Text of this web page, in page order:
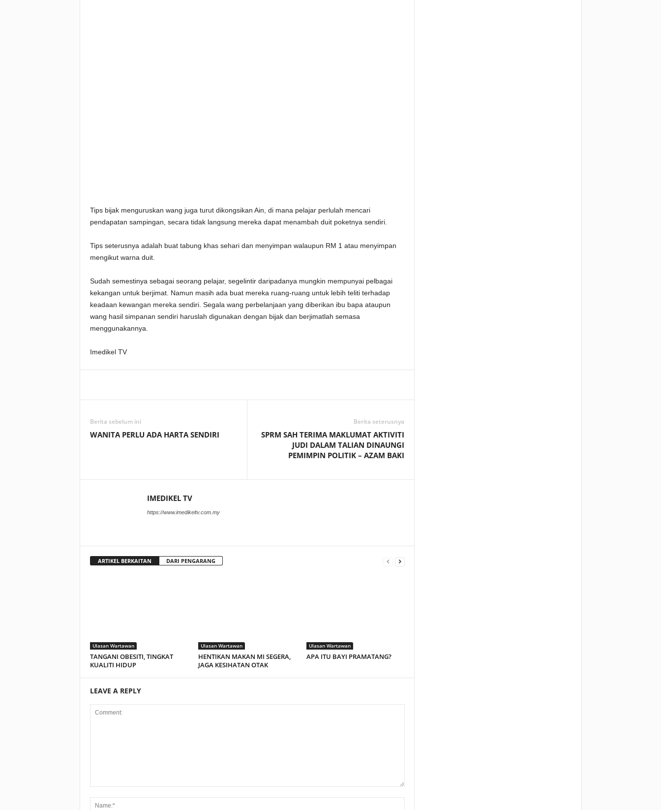
Tips bijak menguruskan wang juga turut dikongsikan Ain, di mana pelajar perlulah mencari
pendapatan sampingan, secara tidak langsung mereka dapat menambah duit poketnya sendiri.
Tips seterusnya adalah buat tabung khas sehari dan menyimpan walaupun RM 1 atau menyimpan
mengikut warna duit.
Sudah semestinya sebagai seorang pelajar, segelintir daripadanya mungkin mempunyai pelbagai
kekangan untuk berjimat. Namun masih ada buat mereka ruang-ruang untuk lebih teliti terhadap
keadaan kewangan mereka sendiri. Segala wang perbelanjaan yang diberikan ibu bapa ataupun
wang hasil simpanan sendiri haruslah digunakan dengan bijak dan berjimatlah semasa
menggunakannya.
Imedikel TV
Berita sebelum ini
WANITA PERLU ADA HARTA SENDIRI
Berita seterusnya
SPRM SAH TERIMA MAKLUMAT AKTIVITI
JUDI DALAM TALIAN DINAUNGI
PEMIMPIN POLITIK – AZAM BAKI
IMEDIKEL TV
https://www.imedikeltv.com.my
ARTIKEL BERKAITAN DARI PENGARANG
Ulasan Wartawan
TANGANI OBESITI, TINGKAT
KUALITI HIDUP
Ulasan Wartawan
HENTIKAN MAKAN MI SEGERA,
JAGA KESIHATAN OTAK
Ulasan Wartawan
APA ITU BAYI PRAMATANG?
LEAVE A REPLY